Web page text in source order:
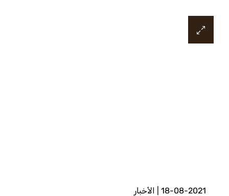
18-08-2021 الأخبار